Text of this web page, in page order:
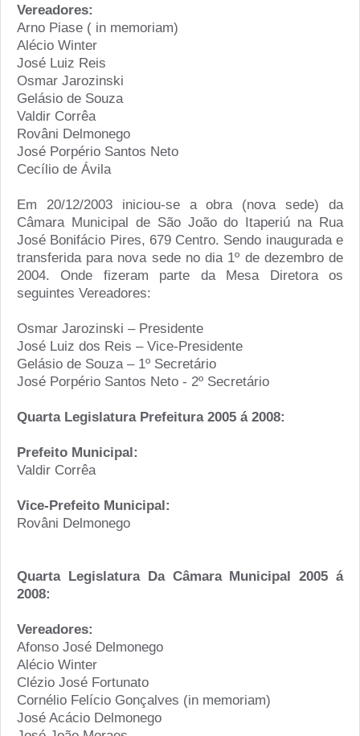
Vereadores:
Arno Piase ( in memoriam)
Alécio Winter
José Luiz Reis
Osmar Jarozinski
Gelásio de Souza
Valdir Corrêa
Rovâni Delmonego
José Porpério Santos Neto
Cecílio de Ávila
Em 20/12/2003 iniciou-se a obra (nova sede) da
Câmara Municipal de São João do Itaperiú na Rua
José Bonifácio Pires, 679 Centro. Sendo inaugurada e
transferida para nova sede no dia 1º de dezembro de
2004. Onde fizeram parte da Mesa Diretora os
seguintes Vereadores:
Osmar Jarozinski – Presidente
José Luiz dos Reis – Vice-Presidente
Gelásio de Souza – 1º Secretário
José Porpério Santos Neto - 2º Secretário
Quarta Legislatura Prefeitura 2005 á 2008:
Prefeito Municipal:
Valdir Corrêa
Vice-Prefeito Municipal:
Rovâni Delmonego
Quarta Legislatura Da Câmara Municipal 2005 á
2008:
Vereadores:
Afonso José Delmonego
Alécio Winter
Clézio José Fortunato
Cornélio Felício Gonçalves (in memoriam)
José Acácio Delmonego